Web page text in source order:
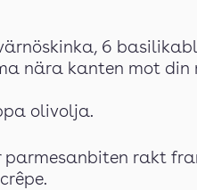
6
nära kanten mot din
olivolja.
parmesanbiten rakt